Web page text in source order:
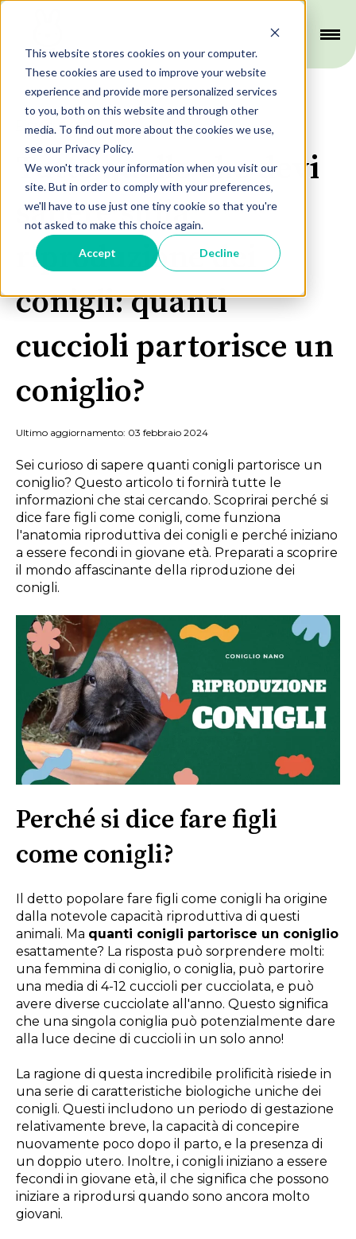
This website stores cookies on your computer.
These cookies are used to improve your website
experience and provide more personalized services
to you, both on this website and through other
media. To find out more about the cookies we use,
see our Privacy Policy.
We won't track your information when you visit our
site. But in order to comply with your preferences,
we'll have to use just one tiny cookie so that you're
not asked to make this choice again.
Accept Decline
Riproduzione
Tutto quello che devi
sapere sulla
riproduzione dei
conigli: quanti
cuccioli partorisce un
coniglio?
Ultimo aggiornamento: 03 febbraio 2024
Sei curioso di sapere quanti conigli partorisce un
coniglio? Questo articolo ti fornirà tutte le
informazioni che stai cercando. Scoprirai perché si
dice fare figli come conigli, come funziona
l'anatomia riproduttiva dei conigli e perché iniziano
a essere fecondi in giovane età. Preparati a scoprire
il mondo affascinante della riproduzione dei
conigli.
Perché si dice fare figli
come conigli?
Il detto popolare fare figli come conigli ha origine
dalla notevole capacità riproduttiva di questi
animali. Ma quanti conigli partorisce un coniglio
esattamente? La risposta può sorprendere molti:
una femmina di coniglio, o coniglia, può partorire
una media di 4-12 cuccioli per cucciolata, e può
avere diverse cucciolate all'anno. Questo significa
che una singola coniglia può potenzialmente dare
alla luce decine di cuccioli in un solo anno!
La ragione di questa incredibile prolificità risiede in
una serie di caratteristiche biologiche uniche dei
conigli. Questi includono un periodo di gestazione
relativamente breve, la capacità di concepire
nuovamente poco dopo il parto, e la presenza di
un doppio utero. Inoltre, i conigli iniziano a essere
fecondi in giovane età, il che significa che possono
iniziare a riprodursi quando sono ancora molto
giovani.